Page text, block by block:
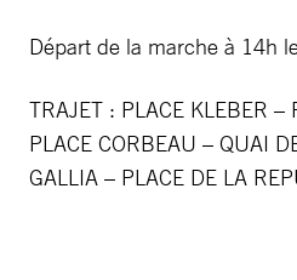
Départ de la marche à 14h
TRAJET : PLACE KLEBER –
PLACE CORBEAU – QUAI
GALLIA – PLACE DE LA